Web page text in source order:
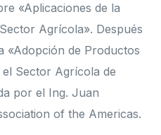
«Aplicaciones de la
Agrícola». Después
«Adopción de Productos
Sector Agrícola de
por el Ing. Juan
of the Americas.